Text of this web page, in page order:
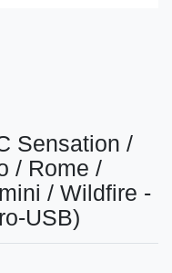
Sensation /
/ Rome /
/ Wildfire -
USB)